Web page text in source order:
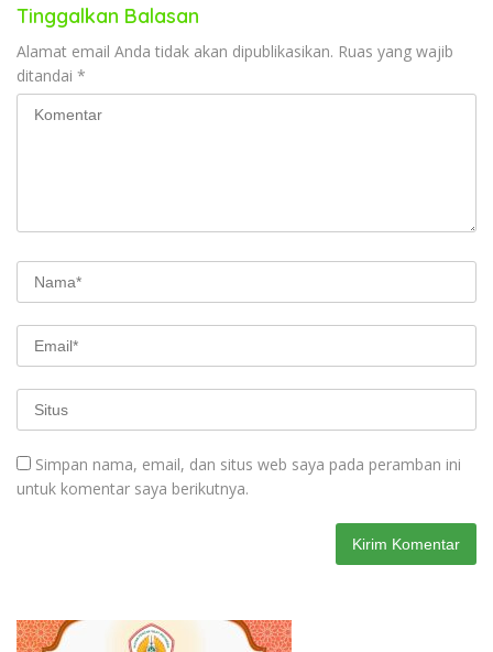
Tinggalkan Balasan
Alamat email Anda tidak akan dipublikasikan. Ruas yang wajib
ditandai *
Simpan nama, email, dan situs web saya pada peramban ini
untuk komentar saya berikutnya.